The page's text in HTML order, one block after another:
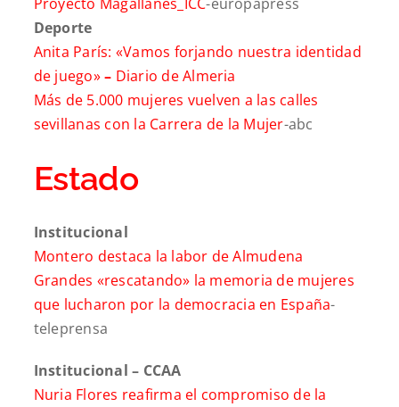
Deporte
Anita París: «Vamos forjando nuestra identidad
de juego»– Diario de Almeria
Más de 5.000 mujeres vuelven a las calles
sevillanas con la Carrera de la Mujer-abc
Estado
Institucional
Montero destaca la labor de Almudena
Grandes «rescatando» la memoria de mujeres
que lucharon por la democracia en España-
teleprensa
Institucional – CCAA
Nuria Flores reafirma el compromiso de la